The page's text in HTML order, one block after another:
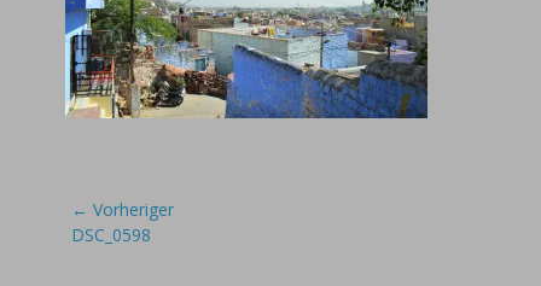
Beitragsnavigation
← Vorheriger
Vorheriger
DSC_0598